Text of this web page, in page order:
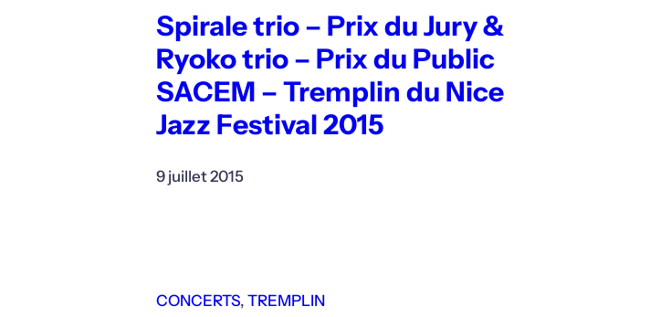
Spirale trio – Prix du Jury &
Ryoko trio – Prix du Public
SACEM – Tremplin du Nice
Jazz Festival 2015
9 juillet 2015
CONCERTS, TREMPLIN